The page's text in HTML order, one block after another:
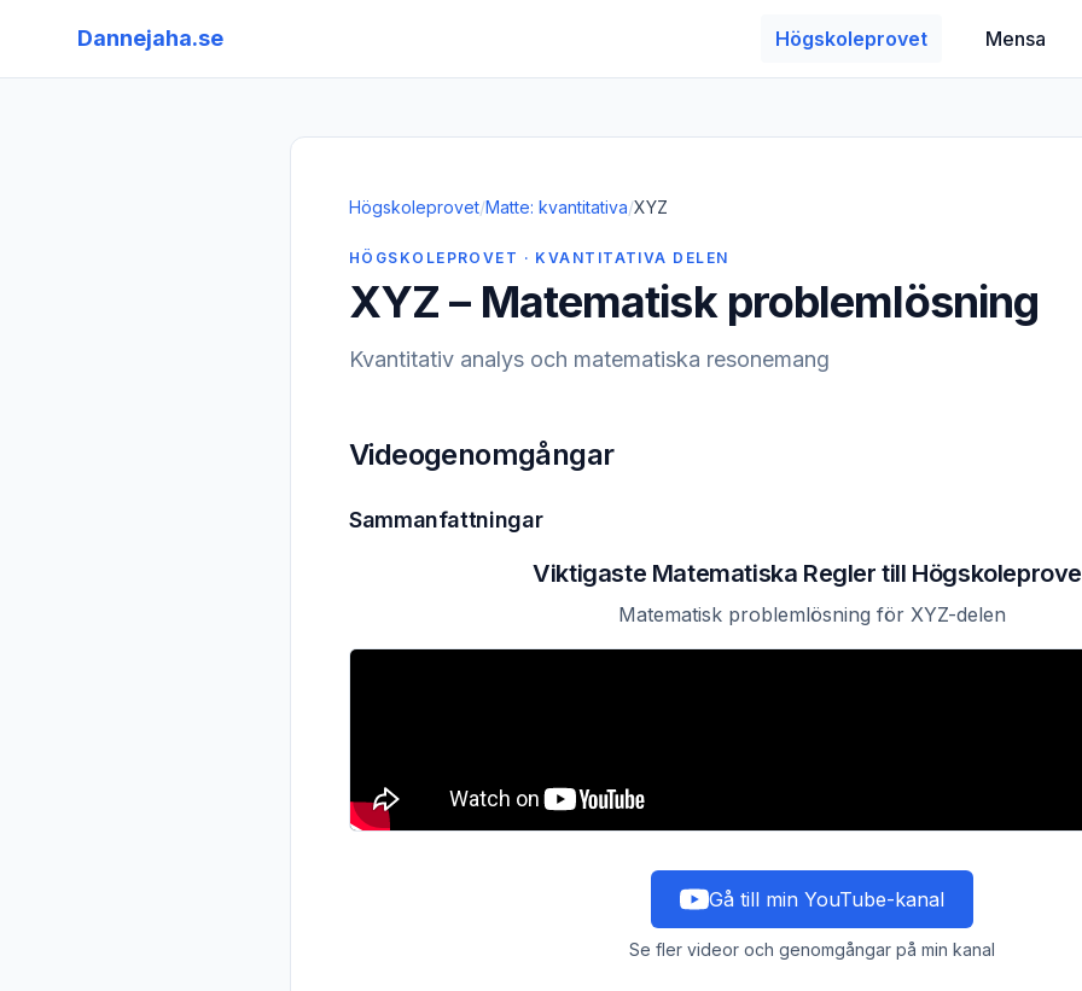
Dannejaha.se Högskoleprovet Mensa
Högskoleprovet/Matte: kvantitativa/XYZ
HÖGSKOLEPROVET · KVANTITATIVA DELEN
XYZ – Matematisk problemlösning
Kvantitativ analys och matematiska resonemang
Videogenomgångar
Sammanfattningar
Viktigaste Matematiska Regler till
Matematisk problemlösning för XYZ-delen
Gå till min YouTube-kanal
Se fler videor och genomgångar på min kanal